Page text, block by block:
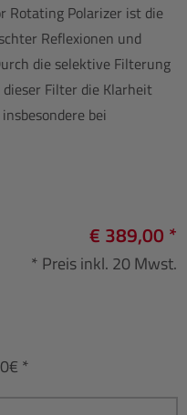
Rotating Polarizer ist die
Reflexionen und
die selektive Filterung
Filter die Klarheit
bei
€ 389,00 *
* Preis inkl. 20 Mwst.
*